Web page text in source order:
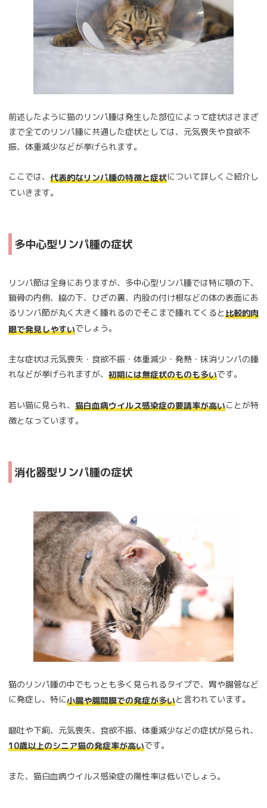
前述したように猫のリンパ腫は発生した部位によって症状はさまざ
まで全てのリンパ腫に共通した症状としては、元気喪失や食欲不
振、体重減少などが挙げられます。
ここでは、 代表的なリンパ腫の特徴と症状について詳しくご紹介し
ていきます。
多中心型リンパ腫の症状
リンパ節は全身にありますが、多中心型リンパ腫では特に顎の下、
鎖骨の内側、脇の下、ひざの裏、内股の付け根などの体の表面にあ
るリンパ節が丸く大きく腫れるのでそこまで腫れてくると比較的肉
眼で発見しやすいでしょう。
主な症状は元気喪失・食欲不振・体重減少・発熱・抹消リンパの腫
れなどが挙げられますが、 初期には無症状のものも多いです。
若い猫に見られ、 猫白血病ウイルス感染症の要請率が高いことが特
徴となっています。
消化器型リンパ腫の症状
猫のリンパ腫の中でもっとも多く見られるタイプで、胃や腸管など
に発症し、特に小腸や腸間膜での発症が多いと言われています。
嘔吐や下痢、元気喪失、食欲不振、体重減少などの症状が見られ、
10歳以上のシニア猫の発症率が高いです。
また、猫白血病ウイルス感染症の陽性率は低いでしょう。